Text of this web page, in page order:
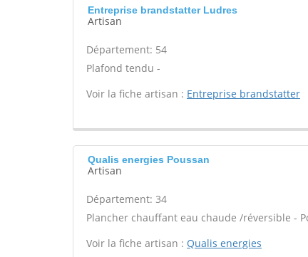
Entreprise brandstatter Ludres
Artisan
Département: 54
Plafond tendu -
Voir la fiche artisan : Entreprise brandstatter
Qualis energies Poussan
Artisan
Département: 34
Plancher chauffant eau chaude /réversible -
Voir la fiche artisan : Qualis energies